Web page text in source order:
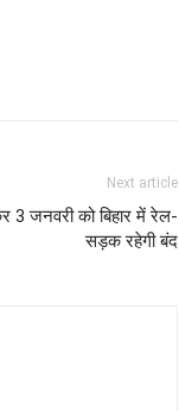
Next article
3 जनवरी को बिहार में रेल-
सड़क रहेगी बंद